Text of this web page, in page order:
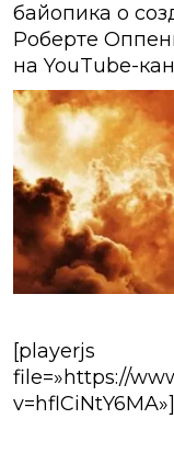
байопика о
Роберте
на YouTube-
[playerjs
file=»https://
v=hflCiNtY6MA»]